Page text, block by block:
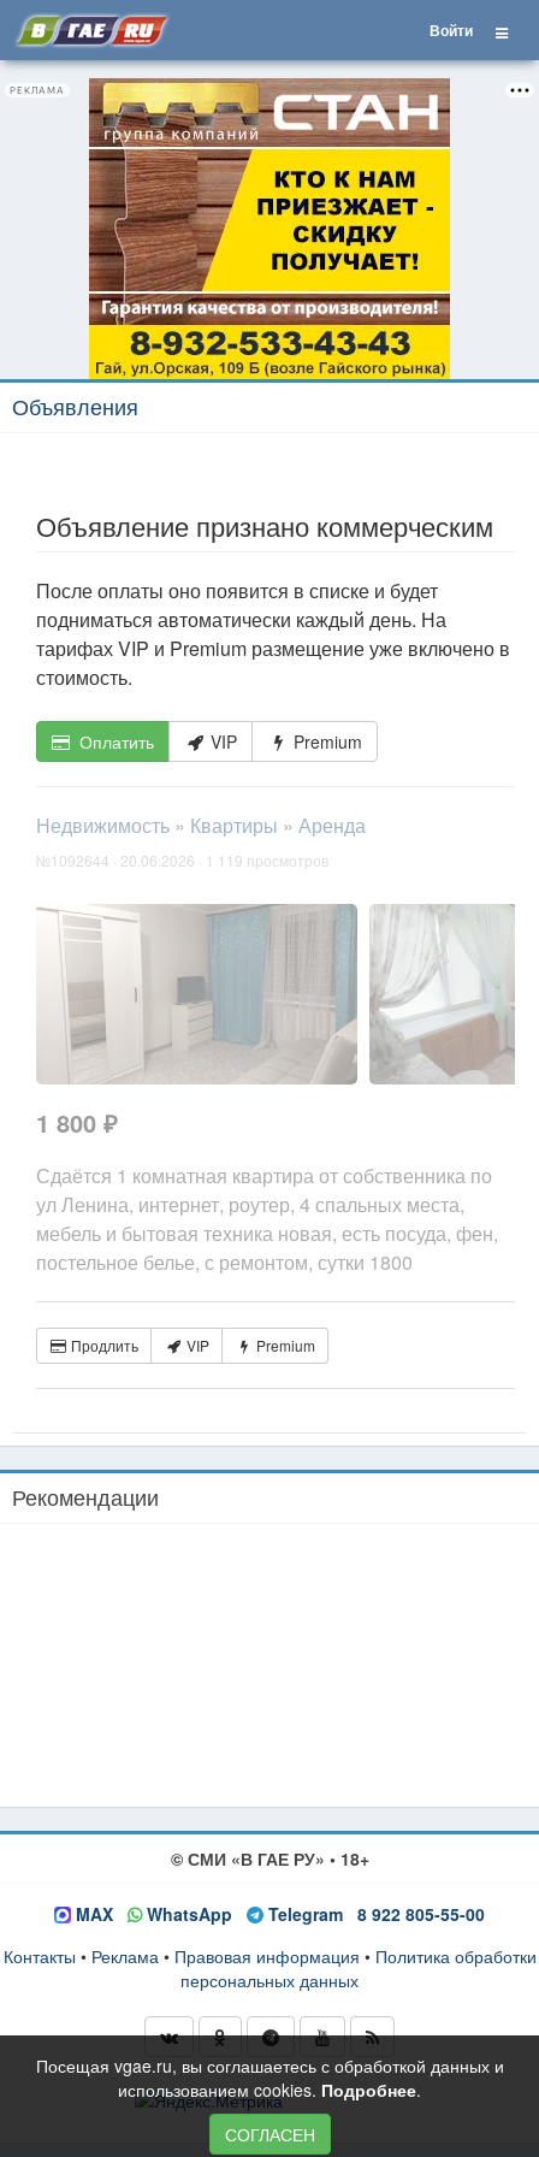
Войти
РЕКЛАМА
Объявления
Объявление признано коммерческим
После оплаты оно появится в списке и будет
подниматься автоматически каждый день. На
тарифах VIP и Premium размещение уже включено в
стоимость.
Оплатить VIP Premium
Недвижимость » Квартиры » Аренда
№1092644 · 20.06.2026 · 1 119 просмотров
1 800 ₽
Сдаётся 1 комнатная квартира от собственника по
ул Ленина, интернет, роутер, 4 спальных места,
мебель и бытовая техника новая, есть посуда, фен,
постельное белье, с ремонтом, сутки 1800
Продлить VIP Premium
Рекомендации
© СМИ «В ГАЕ РУ» • 18+
MAX WhatsApp Telegram 8 922 805-55-00
Контакты • Реклама• Правовая информация • Политика обработки
персональных данных
Посещая vgae.ru, вы соглашаетесь с обработкой данных и
использованием cookies. Подробнее.
СОГЛАСЕН